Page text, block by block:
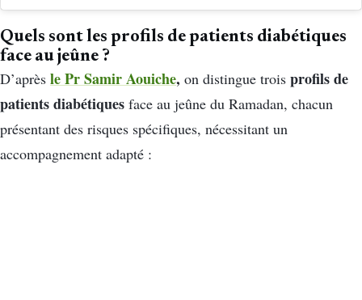
Quels sont les profils de patients diabétiques
face au jeûne ?
D’après le Pr Samir Aouiche, on distingue trois profils de
patients diabétiques face au jeûne du Ramadan, chacun
présentant des risques spécifiques, nécessitant un
accompagnement adapté :